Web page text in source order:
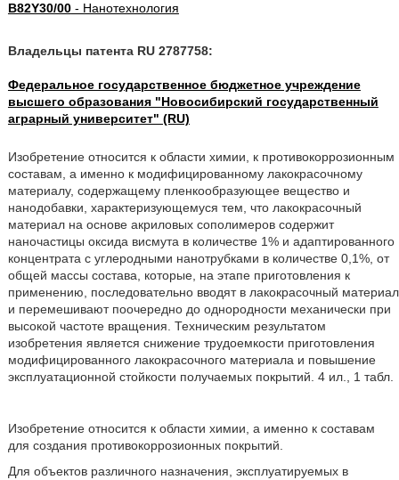
B82Y30/00- Нанотехнология
Владельцы патента RU 2787758:
Федеральное государственное бюджетное учреждение
высшего образования "Новосибирский государственный
аграрный университет" (RU)
Изобретение относится к области химии, к противокоррозионным
составам, а именно к модифицированному лакокрасочному
материалу, содержащему пленкообразующее вещество и
нанодобавки, характеризующемуся тем, что лакокрасочный
материал на основе акриловых сополимеров содержит
наночастицы оксида висмута в количестве 1% и адаптированного
концентрата с углеродными нанотрубками в количестве 0,1%, от
общей массы состава, которые, на этапе приготовления к
применению, последовательно вводят в лакокрасочный материал
и перемешивают поочередно до однородности механически при
высокой частоте вращения. Техническим результатом
изобретения является снижение трудоемкости приготовления
модифицированного лакокрасочного материала и повышение
эксплуатационной стойкости получаемых покрытий. 4 ил., 1 табл.
Изобретение относится к области химии, а именно к составам
для создания противокоррозионных покрытий.
Для объектов различного назначения, эксплуатируемых в